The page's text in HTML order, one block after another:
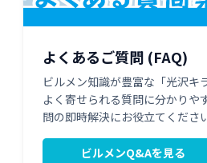
よくあるご質問 (FAQ)
ビルメン知識が豊富な「光沢キ
よく寄せられる質問に分かりや
問の即時解決にお役立てください
ビルメンQ&Aを見る